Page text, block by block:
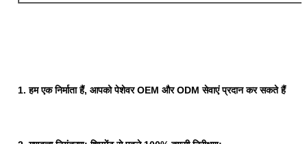
1. हम एक निर्माता हैं, आपको पेशेवर OEM और ODM सेवाएं प्रदान कर सकते हैं